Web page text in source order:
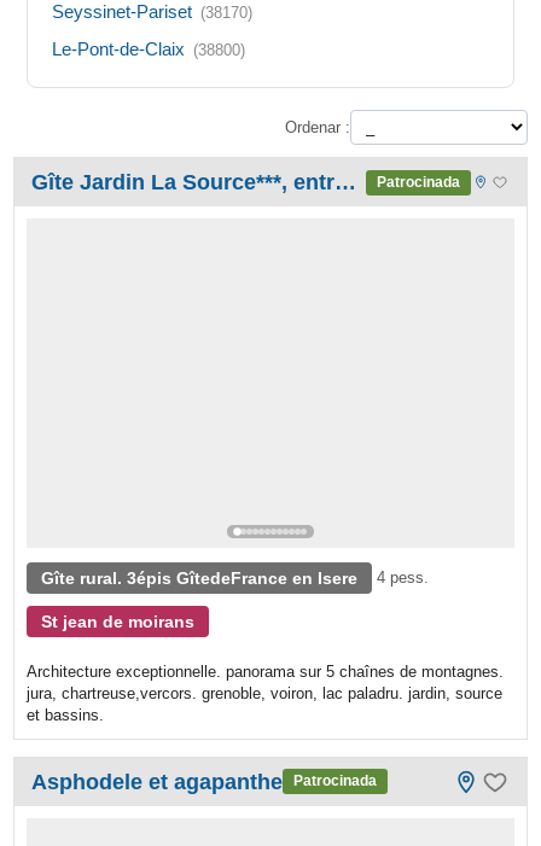
Seyssinet-Pariset (38170)
Le-Pont-de-Claix (38800)
Ordenar :
Gîte Jardin La Source***, entre Chartreuse et Vercors. Patrocinada
Gîte rural. 3épis GîtedeFrance en Isere 4 pess.
St jean de moirans
Architecture exceptionnelle. panorama sur 5 chaînes de montagnes.
jura, chartreuse,vercors. grenoble, voiron, lac paladru. jardin, source
et bassins.
Asphodele et agapanthe Patrocinada